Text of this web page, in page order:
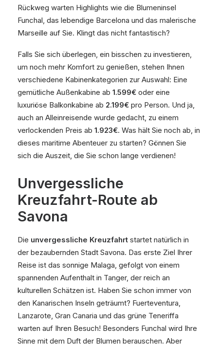
Rückweg warten Highlights wie die Blumeninsel
Funchal, das lebendige Barcelona und das malerische
Marseille auf Sie. Klingt das nicht fantastisch?
Falls Sie sich überlegen, ein bisschen zu investieren,
um noch mehr Komfort zu genießen, stehen Ihnen
verschiedene Kabinenkategorien zur Auswahl: Eine
gemütliche Außenkabine ab 1.599€ oder eine
luxuriöse Balkonkabine ab 2.199€ pro Person. Und ja,
auch an Alleinreisende wurde gedacht, zu einem
verlockenden Preis ab 1.923€. Was hält Sie noch ab, in
dieses maritime Abenteuer zu starten? Gönnen Sie
sich die Auszeit, die Sie schon lange verdienen!
Unvergessliche
Kreuzfahrt-Route ab
Savona
Die unvergessliche Kreuzfahrt startet natürlich in
der bezaubernden Stadt Savona. Das erste Ziel Ihrer
Reise ist das sonnige Malaga, gefolgt von einem
spannenden Aufenthalt in Tanger, der reich an
kulturellen Schätzen ist. Haben Sie schon immer von
den Kanarischen Inseln geträumt? Fuerteventura,
Lanzarote, Gran Canaria und das grüne Teneriffa
warten auf Ihren Besuch! Besonders Funchal wird Ihre
Sinne mit dem Duft der Blumen berauschen. Aber